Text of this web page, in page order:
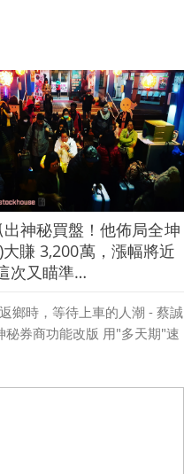
神秘買盤！他佈局全坤
賺 3,200萬，漲幅將近
次又瞄準…
鄉時，等待上車的人潮 - 蔡誠
秘券商功能改版 用"多天期"速